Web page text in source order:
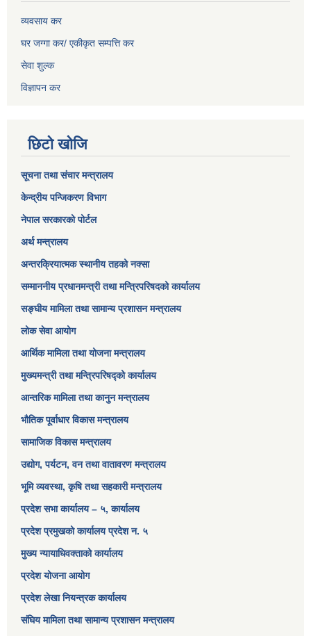
व्यवसाय कर
घर जग्गा कर/ एकीकृत सम्पत्ति कर
सेवा शुल्क
विज्ञापन कर
छिटो खोजि
सूचना तथा संचार मन्त्रालय
केन्द्रीय पन्जिकरण विभाग
नेपाल सरकारको पोर्टल
अर्थ मन्त्रालय
अन्तरक्रियात्मक स्थानीय तहको नक्सा
सम्माननीय प्रधानमन्त्री तथा मन्त्रिपरिषद‌को कार्यालय
सङ्‍घीय मामिला तथा सामान्य प्रशासन मन्त्रालय
लोक सेवा आयोग
आर्थिक मामिला तथा योजना मन्त्रालय​
मुख्यमन्त्री तथा मन्त्रिपरिषद्को कार्यालय
आन्तरिक मामिला तथा कानुन मन्त्रालय
भौतिक पूर्वाधार विकास मन्त्रालय
सामाजिक विकास मन्त्रालय
उद्योग, पर्यटन, वन तथा वातावरण मन्त्रालय
भूमि व्यवस्था, कृषि तथा सहकारी मन्त्रालय
प्रदेश सभा कार्यालय – ५, कार्यालय
प्रदेश प्रमुखको कार्यालय प्रदेश न. ५
मुख्य न्यायाधिवक्ताको कार्यालय
प्रदेश योजना आयोग
प्रदेश लेखा नियन्त्रक कार्यालय
संघिय मामिला तथा सामान्य प्रशासन मन्त्रालय